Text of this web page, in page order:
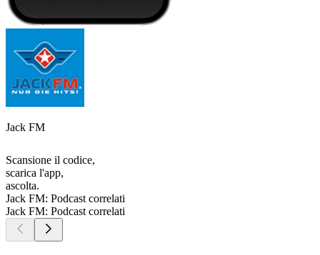
Jack FM
Scansione il codice,
scarica l'app,
ascolta.
Jack FM: Podcast correlati
Jack FM: Podcast correlati